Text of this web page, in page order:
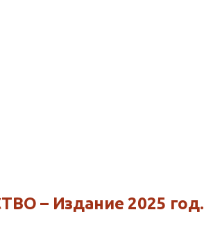
– Издание 2025 год.